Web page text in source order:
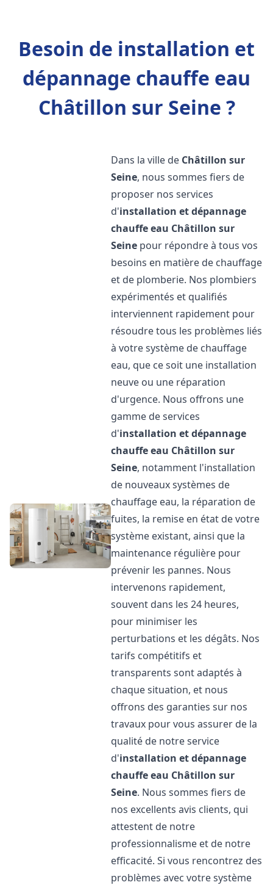
Besoin de installation et
dépannage chauffe eau
Châtillon sur Seine ?
Dans la ville de Châtillon sur
Seine, nous sommes fiers de
proposer nos services
d'installation et dépannage
chauffe eau Châtillon sur
Seine pour répondre à tous vos
besoins en matière de chauffage
et de plomberie. Nos plombiers
expérimentés et qualifiés
interviennent rapidement pour
résoudre tous les problèmes liés
à votre système de chauffage
eau, que ce soit une installation
neuve ou une réparation
d'urgence. Nous offrons une
gamme de services
d'installation et dépannage
chauffe eau Châtillon sur
Seine, notamment l'installation
de nouveaux systèmes de
chauffage eau, la réparation de
fuites, la remise en état de votre
système existant, ainsi que la
maintenance régulière pour
prévenir les pannes. Nous
intervenons rapidement,
souvent dans les 24 heures,
pour minimiser les
perturbations et les dégâts. Nos
tarifs compétitifs et
transparents sont adaptés à
chaque situation, et nous
offrons des garanties sur nos
travaux pour vous assurer de la
qualité de notre service
d'installation et dépannage
chauffe eau Châtillon sur
Seine. Nous sommes fiers de
nos excellents avis clients, qui
attestent de notre
professionnalisme et de notre
efficacité. Si vous rencontrez des
problèmes avec votre système